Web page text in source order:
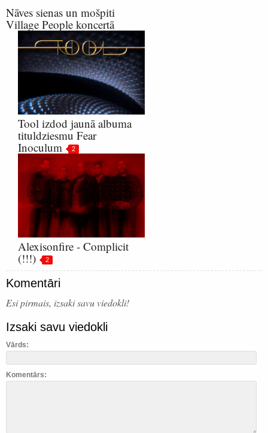
Nāves sienas un mošpiti
Village People koncertā
Tool izdod jaunā albuma
tituldziesmu Fear
Inoculum
2
Alexisonfire - Complicit
(!!!)
2
Komentāri
Esi pirmais, izsaki savu viedokli!
Izsaki savu viedokli
Vārds:
Komentārs: